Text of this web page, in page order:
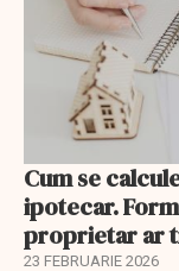
Cum se
ipotecar.
proprietar ar
23 FEBRUARIE 2026